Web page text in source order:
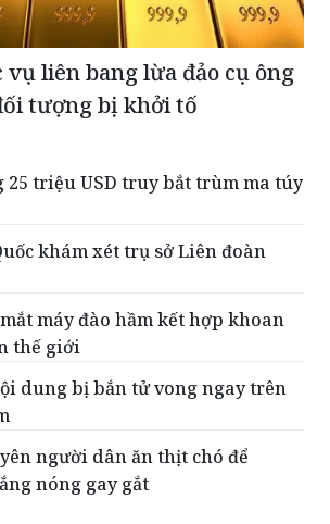
vụ liên bang lừa đảo cụ ông
tượng bị khởi tố
25 triệu USD truy bắt trùm ma túy
khám xét trụ sở Liên đoàn
máy đào hầm kết hợp khoan
thế giới
dung bị bắn tử vong ngay trên
người dân ăn thịt chó để
nóng gay gắt